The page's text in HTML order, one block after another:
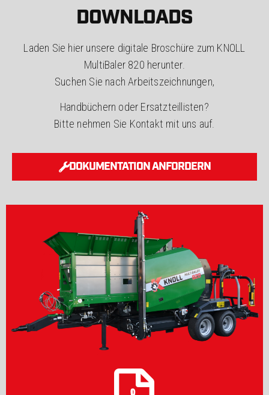
DOWNLOADS
Laden Sie hier unsere digitale Broschüre zum KNOLL
MultiBaler 820 herunter.
Suchen Sie nach Arbeitszeichnungen,
Handbüchern oder Ersatzteillisten?
Bitte nehmen Sie Kontakt mit uns auf.
DOKUMENTATION ANFORDERN